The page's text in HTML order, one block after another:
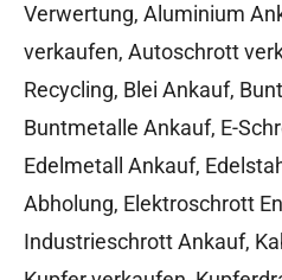
Verwertung, Aluminium
verkaufen, Autoschrott
Recycling, Blei Ankauf,
Buntmetalle Ankauf, E-
Edelmetall Ankauf,
Abholung, Elektroschrott
Industrieschrott Ankauf,